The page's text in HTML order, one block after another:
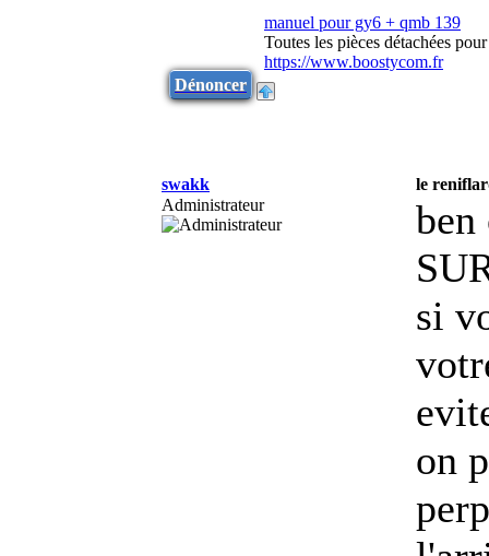
manuel pour gy6 + qmb 139
Toutes les pièces détachées
https://www.boostycom.fr
Dénoncer
swakk
le
Administrateur
si
on